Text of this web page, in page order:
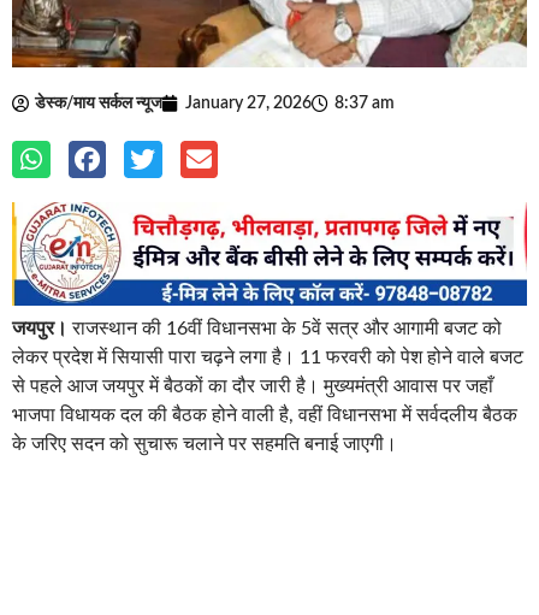
डेस्क/माय सर्कल न्यूज January 27, 2026 8:37 am
जयपुर। राजस्थान की 16वीं विधानसभा के 5वें सत्र और आगामी बजट को
लेकर प्रदेश में सियासी पारा चढ़ने लगा है। 11 फरवरी को पेश होने वाले बजट
से पहले आज जयपुर में बैठकों का दौर जारी है। मुख्यमंत्री आवास पर जहाँ
भाजपा विधायक दल की बैठक होने वाली है, वहीं विधानसभा में सर्वदलीय बैठक
के जरिए सदन को सुचारू चलाने पर सहमति बनाई जाएगी।